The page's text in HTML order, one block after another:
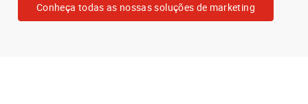
Conheça todas as nossas soluções de marketing